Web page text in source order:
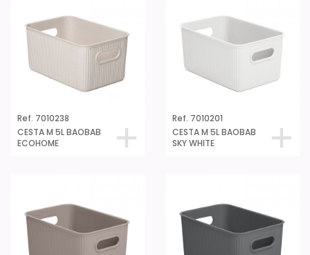
Ref. 7010238
CESTA M 5L BAOBAB
ECOHOME
Ref. 7010201
CESTA M 5L BAOBAB
SKY WHITE